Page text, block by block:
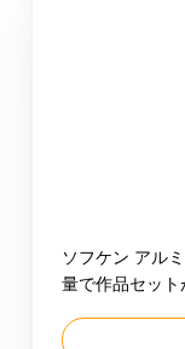
ソフケン アル
量で作品セット